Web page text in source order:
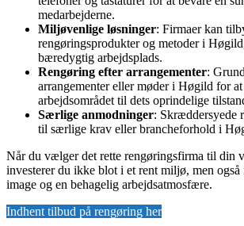
medarbejderne.
Miljøvenlige løsninger: Firmaer kan
rengøringsprodukter og metoder i
bæredygtig arbejdsplads.
Rengøring efter arrangementer:
arrangementer eller møder i Høgild for at
arbejdsområdet til dets oprindelige
Særlige anmodninger: Skræddersyede
til særlige krav eller brancheforhold i
Når du vælger det rette rengøringsfirma til din
investerer du ikke blot i et rent miljø, men også
image og en behagelig arbejdsatmosfære.
Indhent tilbud på rengøring her